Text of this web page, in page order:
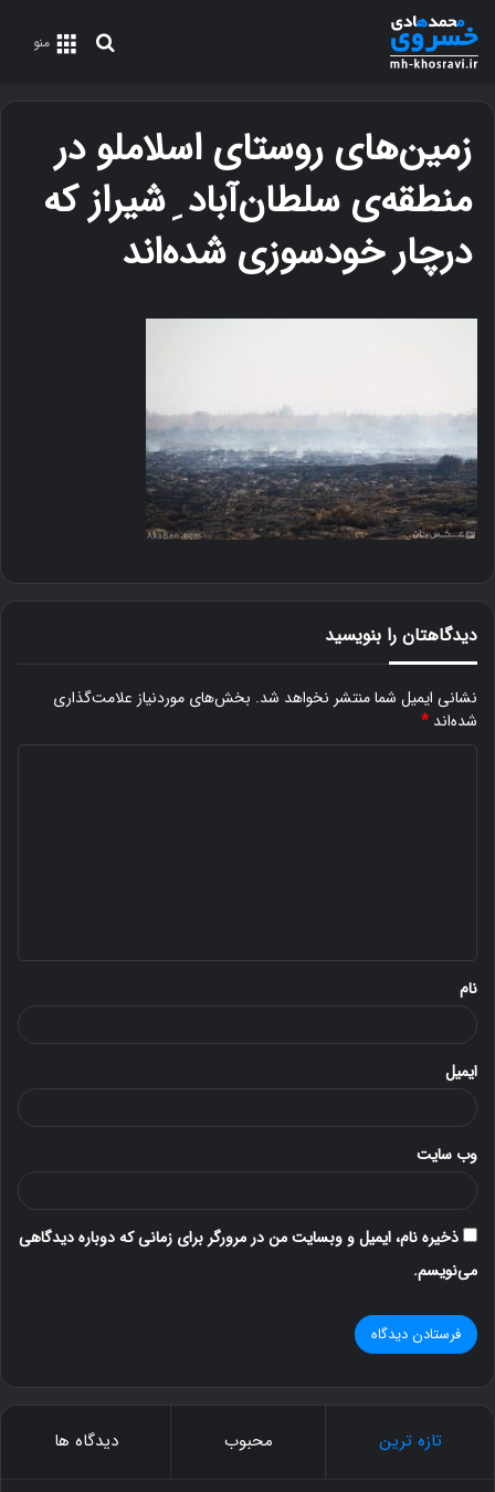
منوجستجو
زمین‌های روستای اسلاملو در
منطقه‌ی سلطان‌آباد ِ شیراز که
درچار خودسوزی شده‌اند
دیدگاهتان را بنویسید
نشانی ایمیل شما منتشر نخواهد شد. بخش‌های موردنیاز علامت‌گذاری
شده‌اند *
نام
ایمیل
وب‌ سایت
ذخیره نام، ایمیل و وبسایت من در مرورگر برای زمانی که دوباره دیدگاهی
می‌نویسم.
تازه ترین محبوب دیدگاه ها